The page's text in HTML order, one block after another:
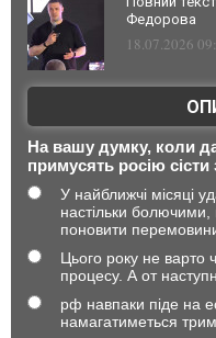
Федорова
18.07.2026
На вашу думку, коли
примусять росію сісти
У найближчі місяці
настільки
поновити
Цього року не варто
процесу. А от
рф навпаки піде на
намагатиметься